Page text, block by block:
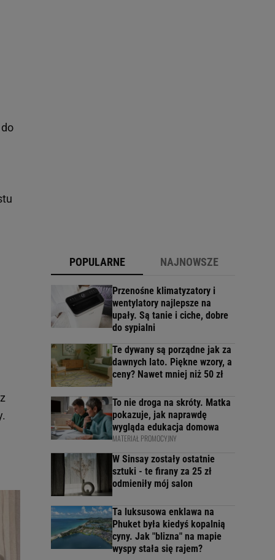
POPULARNE NAJNOWSZE
Przenośne klimatyzatory i
wentylatory najlepsze na
upały. Są tanie i ciche, dobre
do sypialni
Te dywany są porządne jak za
dawnych lato. Piękne wzory, a
ceny? Nawet mniej niż 50 zł
To nie droga na skróty. Matka
pokazuje, jak naprawdę
wygląda edukacja domowa
MATERIAŁ PROMOCYJNY
W Sinsay zostały ostatnie
sztuki - te firany za 25 zł
odmieniły mój salon
Ta luksusowa enklawa na
Phuket była kiedyś kopalnią
cyny. Jak "blizna" na mapie
wyspy stała się rajem?